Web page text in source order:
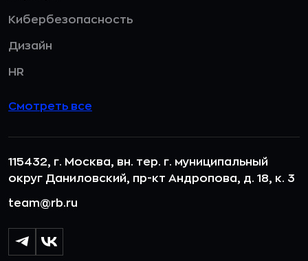
Кибербезопасность
Дизайн
HR
Смотреть все
115432, г. Москва, вн. тер. г. муниципальный
округ Даниловский, пр-кт Андропова, д. 18, к. 3
team@rb.ru